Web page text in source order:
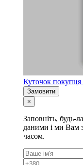
Куточок
Замовити
×
Заповніть, будь-
даними і ми Вам
часом.